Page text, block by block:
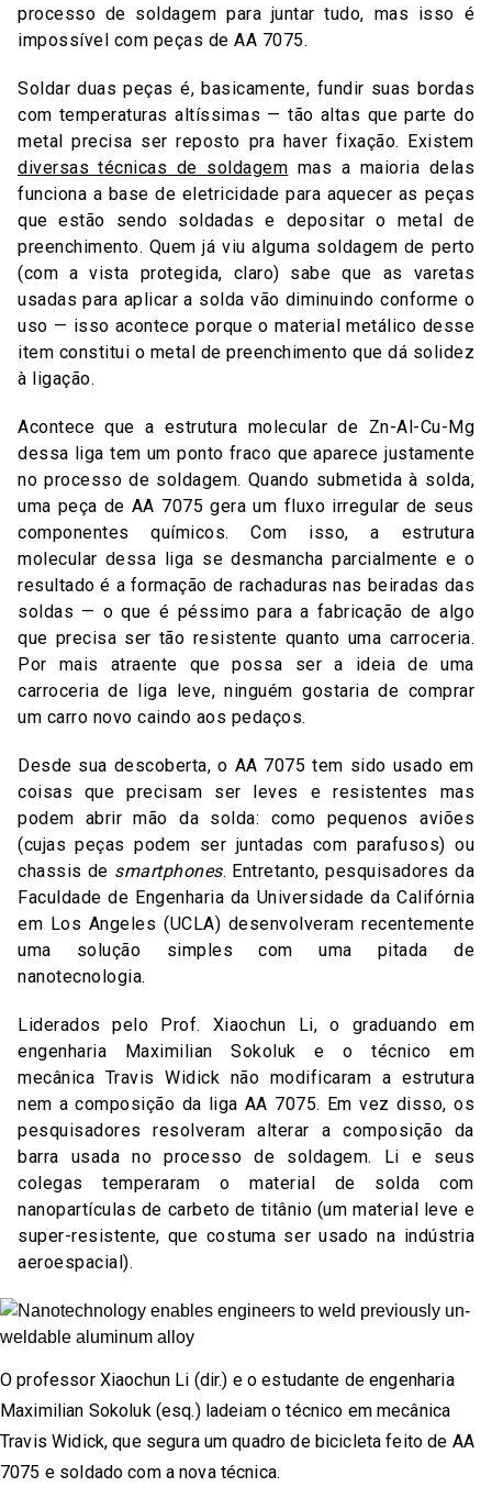
processo de soldagem para juntar tudo, mas isso é
impossível com peças de AA 7075.
Soldar duas peças é, basicamente, fundir suas bordas
com temperaturas altíssimas — tão altas que parte do
metal precisa ser reposto pra haver fixação. Existem
diversas técnicas de soldagem mas a maioria delas
funciona a base de eletricidade para aquecer as peças
que estão sendo soldadas e depositar o metal de
preenchimento. Quem já viu alguma soldagem de perto
(com a vista protegida, claro) sabe que as varetas
usadas para aplicar a solda vão diminuindo conforme o
uso — isso acontece porque o material metálico desse
item constitui o metal de preenchimento que dá solidez
à ligação.
Acontece que a estrutura molecular de Zn-Al-Cu-Mg
dessa liga tem um ponto fraco que aparece justamente
no processo de soldagem. Quando submetida à solda,
uma peça de AA 7075 gera um fluxo irregular de seus
componentes químicos. Com isso, a estrutura
molecular dessa liga se desmancha parcialmente e o
resultado é a formação de rachaduras nas beiradas das
soldas — o que é péssimo para a fabricação de algo
que precisa ser tão resistente quanto uma carroceria.
Por mais atraente que possa ser a ideia de uma
carroceria de liga leve, ninguém gostaria de comprar
um carro novo caindo aos pedaços.
Desde sua descoberta, o AA 7075 tem sido usado em
coisas que precisam ser leves e resistentes mas
podem abrir mão da solda: como pequenos aviões
(cujas peças podem ser juntadas com parafusos) ou
chassis de smartphones. Entretanto, pesquisadores da
Faculdade de Engenharia da Universidade da Califórnia
em Los Angeles (UCLA) desenvolveram recentemente
uma solução simples com uma pitada de
nanotecnologia.
Liderados pelo Prof. Xiaochun Li, o graduando em
engenharia Maximilian Sokoluk e o técnico em
mecânica Travis Widick não modificaram a estrutura
nem a composição da liga AA 7075. Em vez disso, os
pesquisadores resolveram alterar a composição da
barra usada no processo de soldagem. Li e seus
colegas temperaram o material de solda com
nanopartículas de carbeto de titânio (um material leve e
super-resistente, que costuma ser usado na indústria
aeroespacial).
O professor Xiaochun Li (dir.) e o estudante de engenharia
Maximilian Sokoluk (esq.) ladeiam o técnico em mecânica
Travis Widick, que segura um quadro de bicicleta feito de AA
7075 e soldado com a nova técnica.